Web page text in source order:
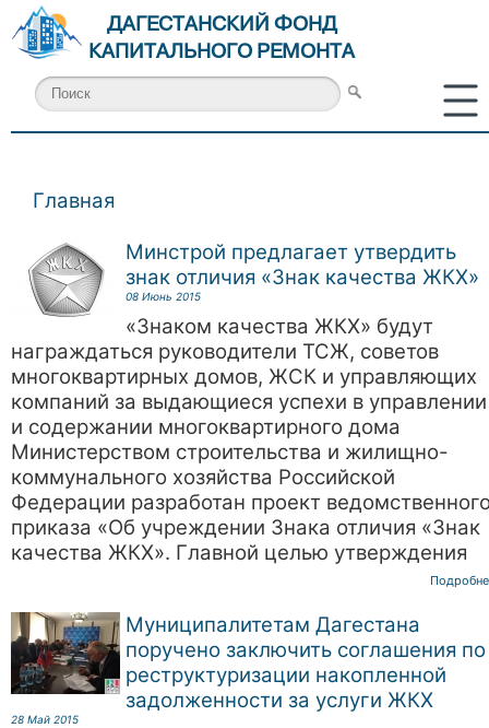
ДАГЕСТАНСКИЙ ФОНД
КАПИТАЛЬНОГО РЕМОНТА
Главная
Минстрой предлагает утвердить
знак отличия «Знак качества ЖКХ»
08 Июнь 2015
«Знаком качества ЖКХ» будут
награждаться руководители ТСЖ, советов
многоквартирных домов, ЖСК и управляющих
компаний за выдающиеся успехи в управлении
и содержании многоквартирного дома
Министерством строительства и жилищно-
коммунального хозяйства Российской
Федерации разработан проект
приказа «Об учреждении Знака отличия «Знак
качества ЖКХ». Главной целью утверждения
Муниципалитетам Дагестана
поручено заключить соглашения по
реструктуризации накопленной
задолженности за услуги ЖКХ
28 Май 2015